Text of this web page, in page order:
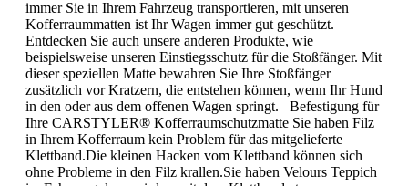
immer Sie in Ihrem Fahrzeug transportieren, mit unseren
Kofferraummatten ist Ihr Wagen immer gut geschützt.
Entdecken Sie auch unsere anderen Produkte, wie
beispielsweise unseren Einstiegsschutz für die Stoßfänger. Mit
dieser speziellen Matte bewahren Sie Ihre Stoßfänger
zusätzlich vor Kratzern, die entstehen können, wenn Ihr Hund
in den oder aus dem offenen Wagen springt. Befestigung für
Ihre CARSTYLER® Kofferraumschutzmatte Sie haben Filz
in Ihrem Kofferraum kein Problem für das mitgelieferte
Klettband.Die kleinen Hacken vom Klettband können sich
ohne Probleme in den Filz krallen.Sie haben Velours Teppich